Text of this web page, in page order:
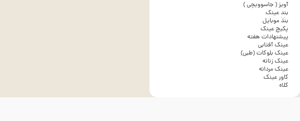
آویز ( جاسوویچی )
بند عینک
بند موبایل
پکیج عینک
پیشنهادات هفته
عینک آفتابی
عینک بلوکات (طبی)
عینک زنانه
عینک مردانه
کاور عینک
کلاه